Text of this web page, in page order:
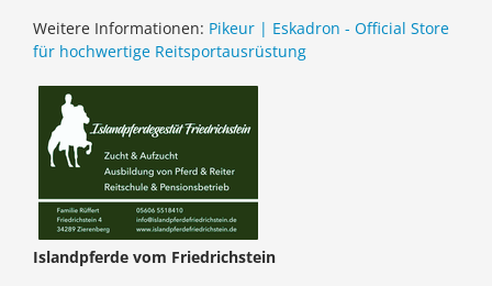
Weitere Informationen: Pikeur | Eskadron - Official Store
für hochwertige Reitsportausrüstung
Islandpferde vom Friedrichstein